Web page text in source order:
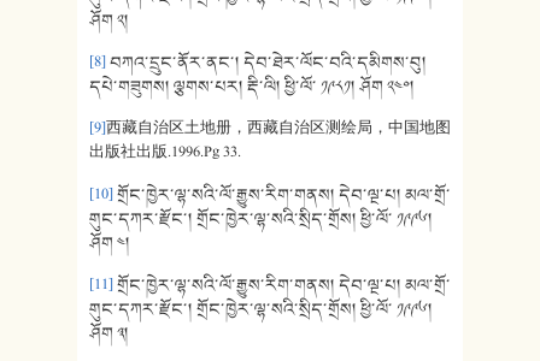
ཤོག ༢།
[8]བཀའ་དྲུང་ནོར་ནང་། དེབ་ཐེར་ལོང་བའི་དམིགས་བུ།
དཔེ་གཟུགས། ལྕགས་པར། རྡི་ལི། ཕྱི་ལོ་ ༡༩༨༡། ཤོག ༢༤༠།
[9]西藏自治区土地册，西藏自治区测绘局，中国地图
出版社出版.1996.Pg 33.
[10]གྲོང་ཁྱེར་ལྷ་སའི་ལོ་རྒྱུས་རིག་གནས། དེབ་ལྔ་པ། མལ་གྲོ་
གུང་དཀར་རྫོང་། གྲོང་ཁྱེར་ལྷ་སའི་སྲིད་གྲོས། ཕྱི་ལོ་ ༡༩༩༦།
ཤོག ༤།
[11]གྲོང་ཁྱེར་ལྷ་སའི་ལོ་རྒྱུས་རིག་གནས། དེབ་ལྔ་པ། མལ་གྲོ་
གུང་དཀར་རྫོང་། གྲོང་ཁྱེར་ལྷ་སའི་སྲིད་གྲོས། ཕྱི་ལོ་ ༡༩༩༦།
ཤོག ༣།